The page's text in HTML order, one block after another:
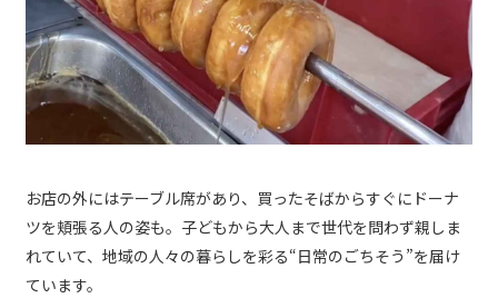
お店の外にはテーブル席があり、買ったそばからすぐにドーナ
ツを頬張る人の姿も。子どもから大人まで世代を問わず親しま
れていて、地域の人々の暮らしを彩る“日常のごちそう”を届け
ています。